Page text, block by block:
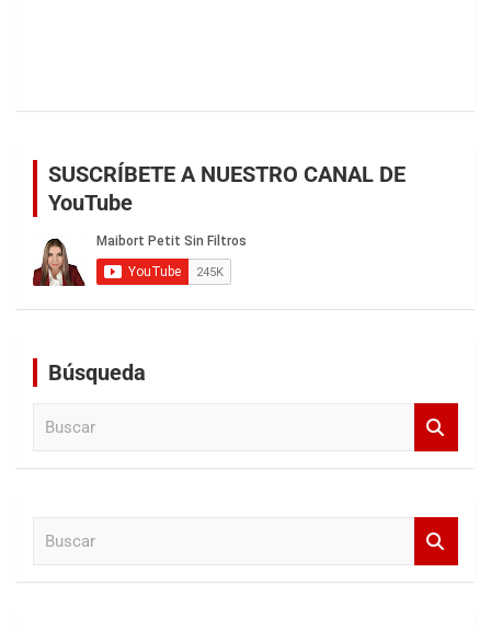
SUSCRÍBETE A NUESTRO CANAL DE
YouTube
Búsqueda